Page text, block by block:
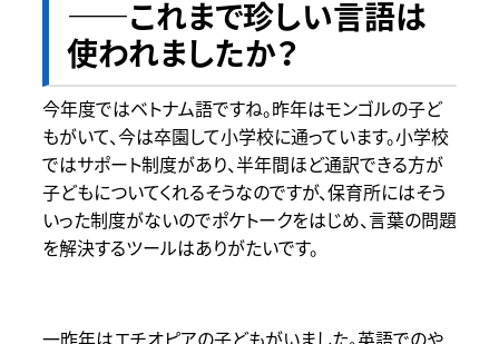
――これまで珍しい言語は
使われましたか？
今年度ではベトナム語ですね。昨年はモンゴルの子ど
もがいて、今は卒園して小学校に通っています。小学校
ではサポート制度があり、半年間ほど通訳できる方が
子どもについてくれるそうなのですが、保育所にはそう
いった制度がないのでポケトークをはじめ、言葉の問題
を解決するツールはありがたいです。
一昨年はエチオピアの子どもがいました。英語でのや